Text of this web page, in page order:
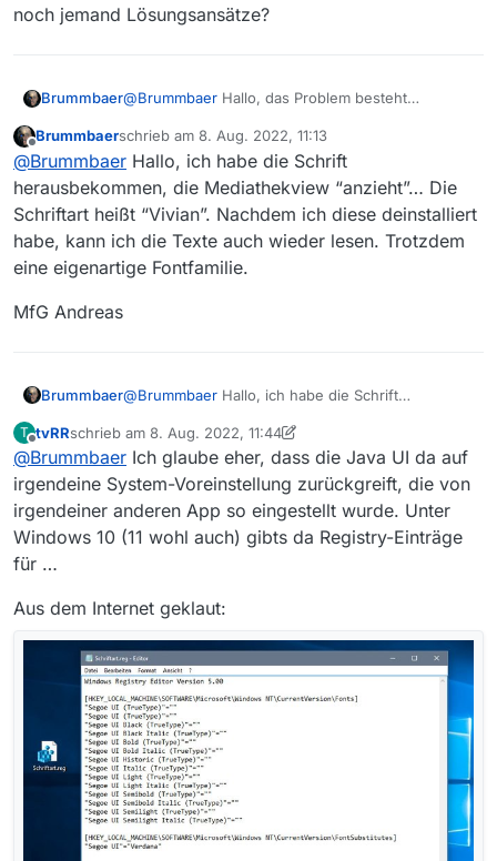
noch jemand Lösungsansätze?
Brummbaer@Brummbaer Hallo, das Problem besteht
Offline
Brummbaerschrieb am 8. Aug. 2022, 11:13
zuletzt editiert von
@Brummbaer Hallo, ich habe die Schrift
herausbekommen, die Mediathekview “anzieht”… Die
Schriftart heißt “Vivian”. Nachdem ich diese deinstalliert
habe, kann ich die Texte auch wieder lesen. Trotzdem
eine eigenartige Fontfamilie.
MfG Andreas
Brummbaer@Brummbaer Hallo, ich habe die Schrift
Die Schriftart heißt “Vivian”. Nachdem ich diese
deinstalliert habe, kann ich die Texte auch wieder
lesen. Trotzdem eine eigenartige Fontfamilie.
MfG Andreas
T
Offline
tvRRschrieb am 8. Aug. 2022, 11:44
zuletzt editiert von MenchenSued
@Brummbaer Ich glaube eher, dass die Java UI da auf
irgendeine System-Voreinstellung zurückgreift, die von
irgendeiner anderen App so eingestellt wurde. Unter
Windows 10 (11 wohl auch) gibts da Registry-Einträge
für …
Aus dem Internet geklaut: